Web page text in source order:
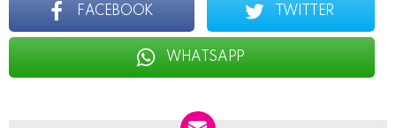
FACEBOOK TWITTER
WHATSAPP